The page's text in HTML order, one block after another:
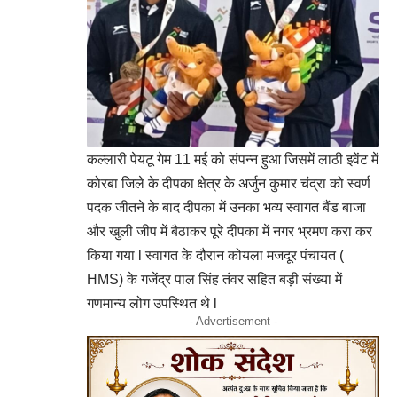
कल्लारी पेयटू गेम 11 मई को संपन्न हुआ जिसमें लाठी इवेंट में
कोरबा जिले के दीपका क्षेत्र के अर्जुन कुमार चंद्रा को स्वर्ण
पदक जीतने के बाद दीपका में उनका भव्य स्वागत बैंड बाजा
और खुली जीप में बैठाकर पूरे दीपका में नगर भ्रमण करा कर
किया गया l स्वागत के दौरान कोयला मजदूर पंचायत (
HMS) के गजेंद्र पाल सिंह तंवर सहित बड़ी संख्या में
गणमान्य लोग उपस्थित थे l
- Advertisement -